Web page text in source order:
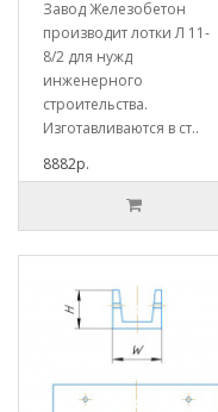
Завод Железобетон
производит лотки Л 11-
8/2 для нужд
инженерного
строительства.
Изготавливаются в ст..
8882р.